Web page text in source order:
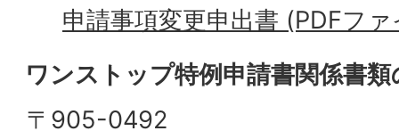
申請事項変更申出書 (PDFフ
ワンストップ特例申請書関係書類
〒905-0492